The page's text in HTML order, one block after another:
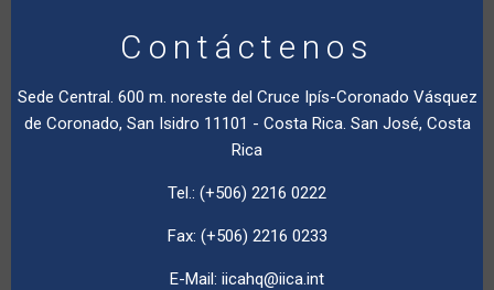
Contáctenos
Sede Central. 600 m. noreste del Cruce Ipís-Coronado Vásquez
de Coronado, San Isidro 11101 - Costa Rica. San José, Costa
Rica
Tel.: (+506) 2216 0222
Fax: (+506) 2216 0233
E-Mail: iicahq@iica.int